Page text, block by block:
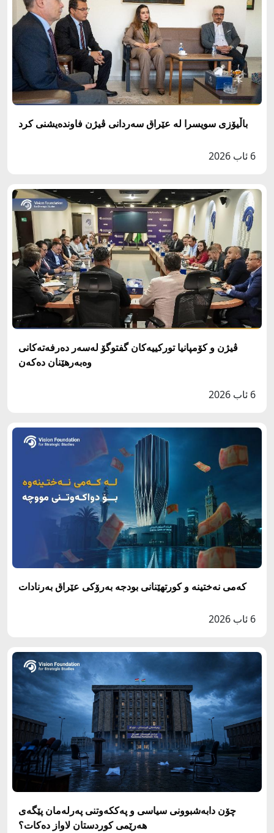
باڵيۆزى سويسرا له‌ عێراق سه‌ردانى ڤيژن فاونده‌يشنى كرد
6 ئاب 2026
ڤیژن و کۆمپانیا تورکییەکان گفتوگۆ لەسەر دەرفەتەکانی
وەبەرهێنان دەکەن
6 ئاب 2026
کەمی نەختینە و کورتهێنانی بودجە بەرۆکی عێراق بەرنادات
6 ئاب 2026
چۆن دابەشبوونی سیاسی و پەککەوتنی پەرلەمان پێگەی
هەرێمی کوردستان لاواز دەکات؟